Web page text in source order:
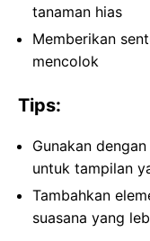
tanaman hias
Memberikan
mencolok
Tips:
Gunakan
untuk tampilan
Tambahkan
suasana yang